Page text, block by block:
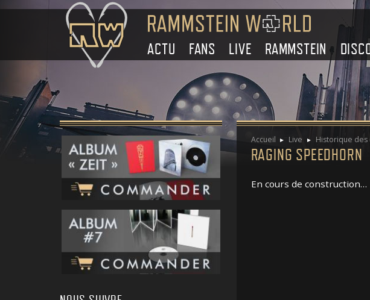
ACTU FANS LIVE RAMMSTEIN
Accueil Live Historique des
RAGING SPEEDHORN
En cours de construction…